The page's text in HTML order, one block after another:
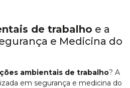
de trabalho e a
e Medicina do
ambientais de trabalho? A
em segurança e medicina do